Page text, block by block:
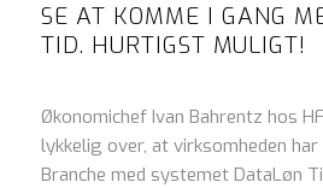
SE AT KOMME I GANG
TID. HURTIGST MULIGT!
Økonomichef Ivan Bahrentz hos
lykkelig over, at virksomheden
Branche med systemet DataLøn